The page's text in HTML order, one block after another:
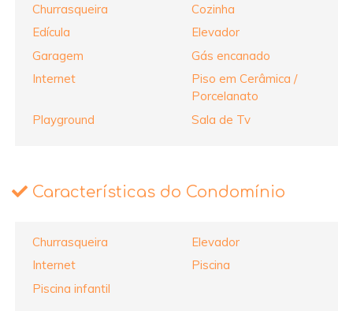
Churrasqueira
Cozinha
Edícula
Elevador
Garagem
Gás encanado
Internet
Piso em Cerâmica /
Porcelanato
Playground
Sala de Tv
Características do Condomínio
Churrasqueira
Elevador
Internet
Piscina
Piscina infantil